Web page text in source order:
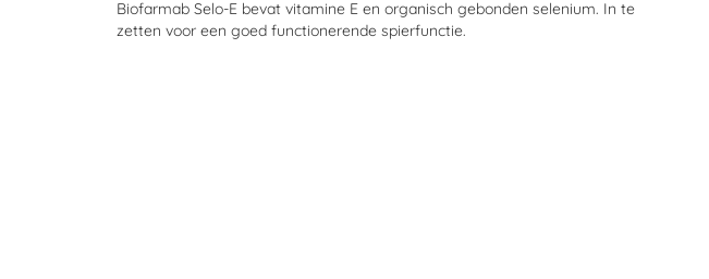
Biofarmab Selo-E bevat vitamine E en organisch gebonden selenium. In te
zetten voor een goed functionerende spierfunctie.